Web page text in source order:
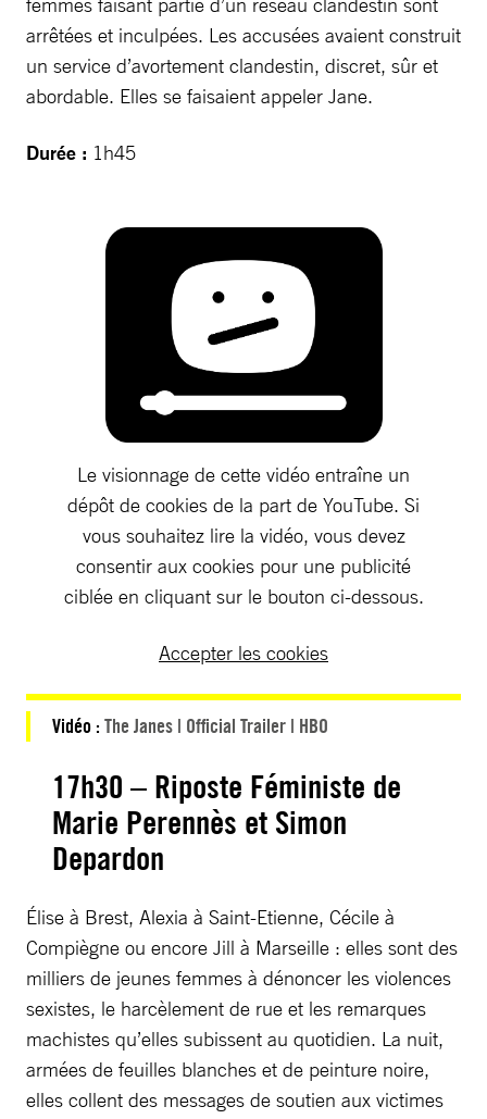
arrêtées et inculpées. Les accusées avaient construit
un service d’avortement clandestin, discret, sûr et
abordable. Elles se faisaient appeler Jane.
Durée : 1h45
Le visionnage de cette vidéo entraîne un
dépôt de cookies de la part de YouTube. Si
vous souhaitez lire la vidéo, vous devez
consentir aux cookies pour une publicité
ciblée en cliquant sur le bouton ci-dessous.
Accepter les cookies
Vidéo : The Janes | Official Trailer | HBO
17h30 – Riposte Féministe de
Marie Perennès et Simon
Depardon
Élise à Brest, Alexia à Saint-Etienne, Cécile à
Compiègne ou encore Jill à Marseille : elles sont des
milliers de jeunes femmes à dénoncer les violences
sexistes, le harcèlement de rue et les remarques
machistes qu’elles subissent au quotidien. La nuit,
armées de feuilles blanches et de peinture noire,
elles collent des messages de soutien aux victimes